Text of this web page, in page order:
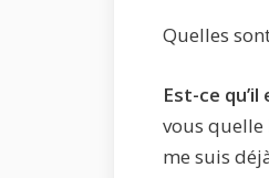
Quelles
Est-ce
vous quelle
me suis